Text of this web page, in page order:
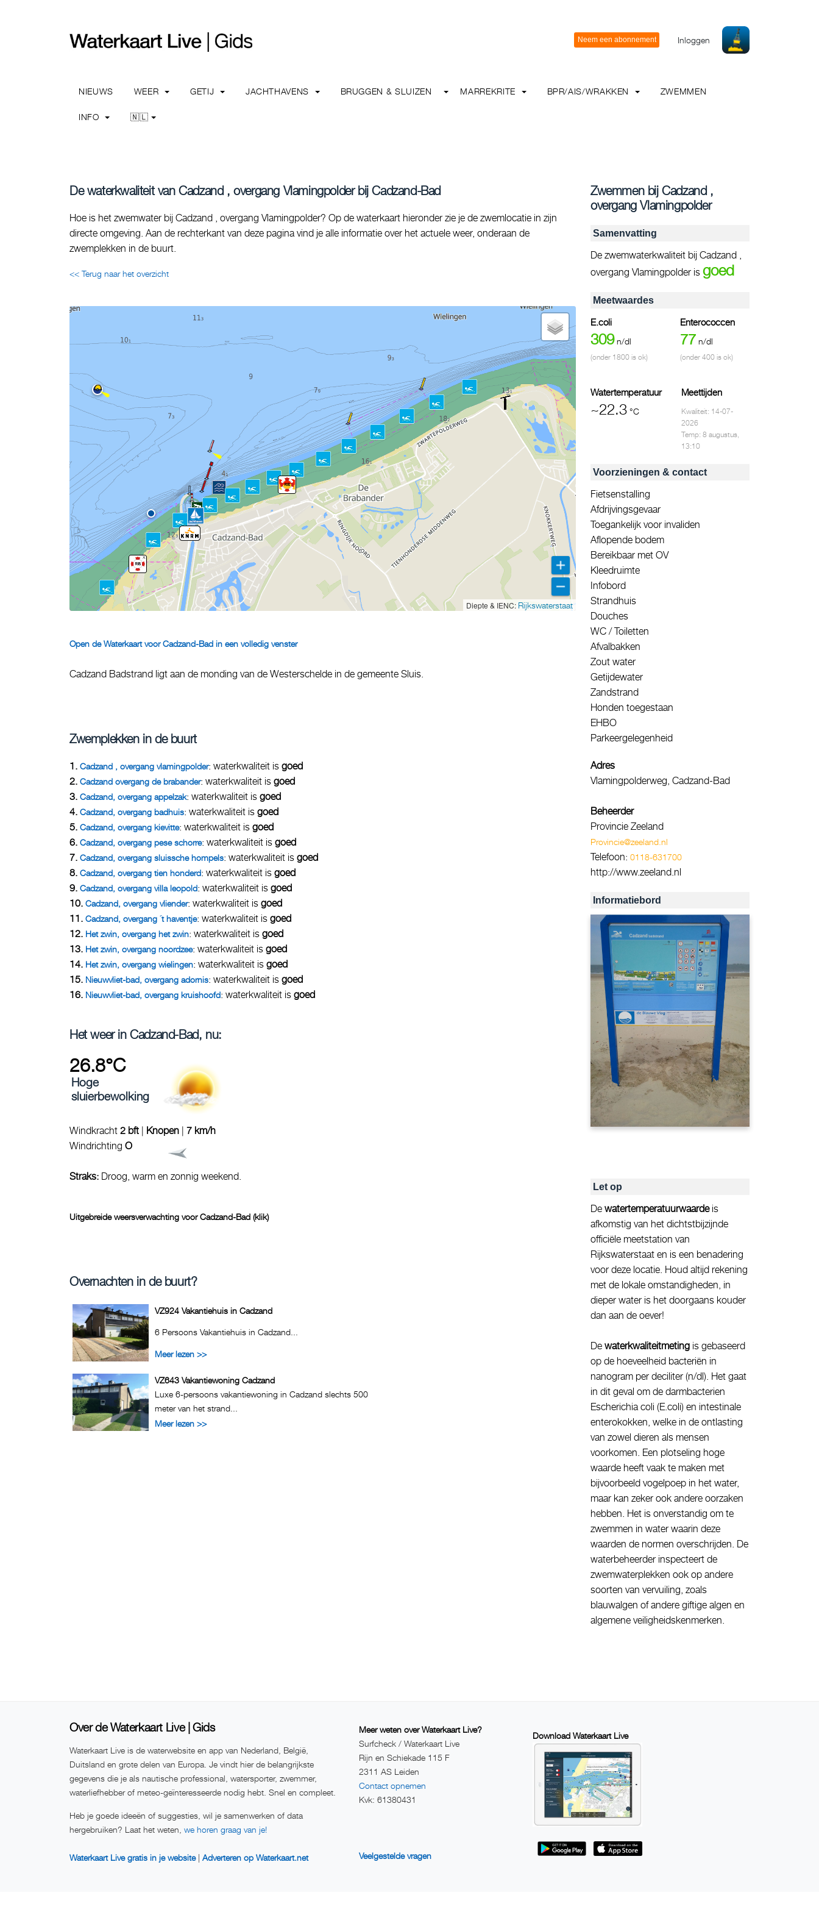
Inloggen
NIEUWS WEER GETIJ JACHTHAVENS BRUGGEN & SLUIZEN MARREKRITE BPR/AIS/WRAKKEN ZWEMMEN
INFO 🇳🇱
De waterkwaliteit van Cadzand , overgang Vlamingpolder bij Cadzand-Bad
Hoe is het zwemwater bij Cadzand , overgang Vlamingpolder? Op de waterkaart hieronder zie je de zwemlocatie in zijn
directe omgeving. Aan de rechterkant van deze pagina vind je alle informatie over het actuele weer, onderaan de
zwemplekken in de buurt.
<< Terug naar het overzicht
Diepte & IENC: Rijkswaterstaat
Open de Waterkaart voor Cadzand-Bad in een volledig venster
Cadzand Badstrand ligt aan de monding van de Westerschelde in de gemeente Sluis.
Zwemplekken in de buurt
1. Cadzand , overgang vlamingpolder: waterkwaliteit is goed
2. Cadzand overgang de brabander: waterkwaliteit is goed
3. Cadzand, overgang appelzak: waterkwaliteit is goed
4. Cadzand, overgang badhuis: waterkwaliteit is goed
5. Cadzand, overgang kievitte: waterkwaliteit is goed
6. Cadzand, overgang pese schorre: waterkwaliteit is goed
7. Cadzand, overgang sluissche hompels: waterkwaliteit is goed
8. Cadzand, overgang tien honderd: waterkwaliteit is goed
9. Cadzand, overgang villa leopold: waterkwaliteit is goed
10. Cadzand, overgang vliender: waterkwaliteit is goed
11. Cadzand, overgang ´t haventje: waterkwaliteit is goed
12. Het zwin, overgang het zwin: waterkwaliteit is goed
13. Het zwin, overgang noordzee: waterkwaliteit is goed
14. Het zwin, overgang wielingen: waterkwaliteit is goed
15. Nieuwvliet-bad, overgang adornis: waterkwaliteit is goed
16. Nieuwvliet-bad, overgang kruishoofd: waterkwaliteit is goed
Het weer in Cadzand-Bad, nu:
26.8°C
Hoge
sluierbewolking
Windkracht 2 bft | Knopen | 7 km/h
Windrichting O
Straks: Droog, warm en zonnig weekend.
Uitgebreide weersverwachting voor Cadzand-Bad (klik)
Overnachten in de buurt?
VZ924 Vakantiehuis in Cadzand
6 Persoons Vakantiehuis in Cadzand...
Meer lezen >>
VZ643 Vakantiewoning Cadzand
Luxe 6-persoons vakantiewoning in Cadzand slechts 500
meter van het strand...
Meer lezen >>
Zwemmen bij Cadzand ,
overgang Vlamingpolder
Samenvatting
De zwemwaterkwaliteit bij Cadzand ,
overgang Vlamingpolder is goed
Meetwaardes
E.coli
309 n/dl
(onder 1800 is ok)
Enterococcen
77 n/dl
(onder 400 is ok)
Watertemperatuur
~22.3 °C
Meettijden
Kwaliteit: 14-07-
2026
Temp: 8 augustus,
13:10
Voorzieningen & contact
Fietsenstalling
Afdrijvingsgevaar
Toegankelijk voor invaliden
Aflopende bodem
Bereikbaar met OV
Kleedruimte
Infobord
Strandhuis
Douches
WC / Toiletten
Afvalbakken
Zout water
Getijdewater
Zandstrand
Honden toegestaan
EHBO
Parkeergelegenheid
Adres
Vlamingpolderweg, Cadzand-Bad
Beheerder
Provincie Zeeland
Provincie@zeeland.nl
Telefoon: 0118-631700
http://www.zeeland.nl
Informatiebord
Let op
De watertemperatuurwaardeis
afkomstig van het dichtstbijzijnde
officiële meetstation van
Rijkswaterstaat en is een benadering
voor deze locatie. Houd altijd rekening
met de lokale omstandigheden, in
dieper water is het doorgaans kouder
dan aan de oever!
De waterkwaliteitmeting is gebaseerd
op de hoeveelheid bacteriën in
nanogram per deciliter (n/dl). Het gaat
in dit geval om de darmbacterien
Escherichia coli (E.coli) en intestinale
enterokokken, welke in de ontlasting
van zowel dieren als mensen
voorkomen. Een plotseling hoge
waarde heeft vaak te maken met
bijvoorbeeld vogelpoep in het water,
maar kan zeker ook andere oorzaken
hebben. Het is onverstandig om te
zwemmen in water waarin deze
waarden de normen overschrijden. De
waterbeheerder inspecteert de
zwemwaterplekken ook op andere
soorten van vervuiling, zoals
blauwalgen of andere giftige algen en
algemene veiligheidskenmerken.
Over de Waterkaart Live | Gids
Waterkaart Live is de waterwebsite en app van Nederland, België,
Duitsland en grote delen van Europa. Je vindt hier de belangrijkste
gegevens die je als nautische professional, watersporter, zwemmer,
waterliefhebber of meteo-geïnteresseerde nodig hebt. Snel en compleet.
Heb je goede ideeën of suggesties, wil je samenwerken of data
hergebruiken? Laat het weten, we horen graag van je!
Waterkaart Live gratis in je website| Adverteren op Waterkaart.net
Meer weten over Waterkaart Live?
Surfcheck / Waterkaart Live
Rijn en Schiekade 115 F
2311 AS Leiden
Contact opnemen
Kvk: 61380431
Veelgestelde vragen
Download Waterkaart Live